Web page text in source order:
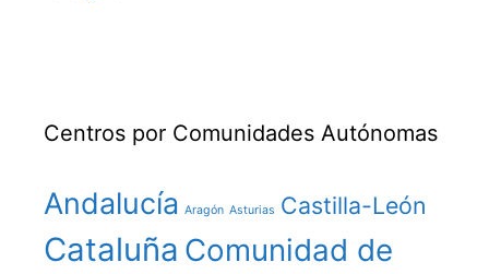
Centros por Comunidades Autónomas
Andalucía Aragón Asturias Castilla-León
Cataluña Comunidad de